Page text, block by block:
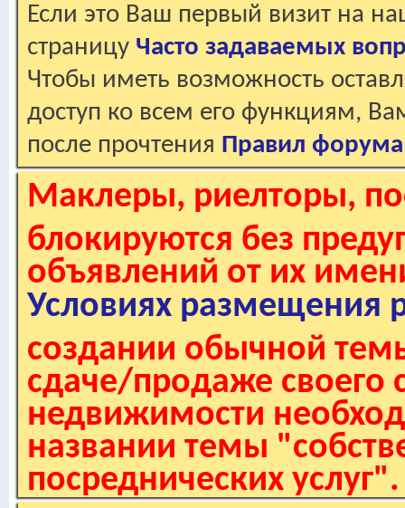
Если это Ваш первый визит на
страницу Часто задаваемых
Чтобы иметь возможность
доступ ко всем его функциям,
после прочтения Правил форума
Маклеры, риелторы,
блокируются без
объявлений от их
Условиях размещения
создании обычной
сдаче/продаже своего
недвижимости
названии темы
посреднических услуг".